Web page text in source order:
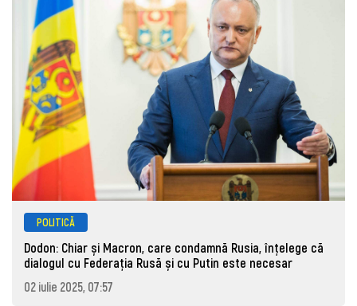
POLITICĂ
Dodon: Chiar și Macron, care condamnă Rusia, înțelege că
dialogul cu Federația Rusă și cu Putin este necesar
02 iulie 2025, 07:57